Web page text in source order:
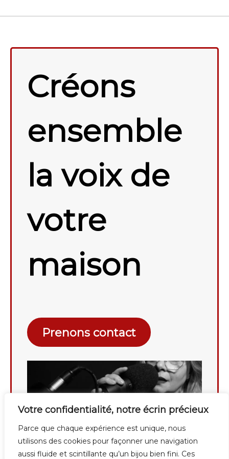
Votre confidentialité, notre écrin précieux
Parce que chaque expérience est unique, nous
utilisons des cookies pour façonner une navigation
aussi fluide et scintillante qu’un bijou bien fini. Ces
Créons
ensemble
la voix de
votre
maison
Prenons contact